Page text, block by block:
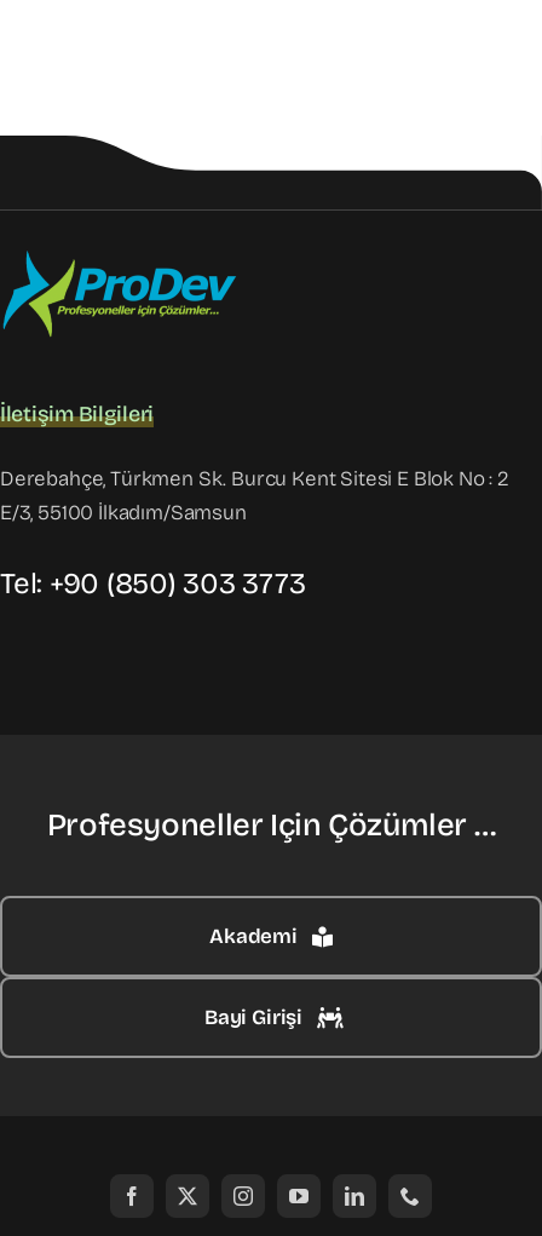
İletişim Bilgileri
Derebahçe, Türkmen Sk. Burcu Kent Sitesi E Blok No : 2
E/3, 55100 İlkadım/Samsun
Tel: +90 (850) 303 3773
Profesyoneller Için Çözümler …
Akademi
Bayi Girişi